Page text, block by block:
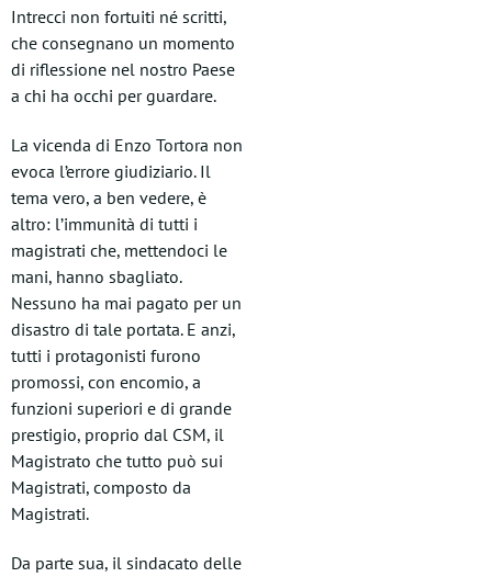
Intrecci non fortuiti né scritti,
che consegnano un momento
di riflessione nel nostro Paese
a chi ha occhi per guardare.
La vicenda di Enzo Tortora non
evoca l’errore giudiziario. Il
tema vero, a ben vedere, è
altro: l’immunità di tutti i
magistrati che, mettendoci le
mani, hanno sbagliato.
Nessuno ha mai pagato per un
disastro di tale portata. E anzi,
tutti i protagonisti furono
promossi, con encomio, a
funzioni superiori e di grande
prestigio, proprio dal CSM, il
Magistrato che tutto può sui
Magistrati, composto da
Magistrati.
Da parte sua, il sindacato delle